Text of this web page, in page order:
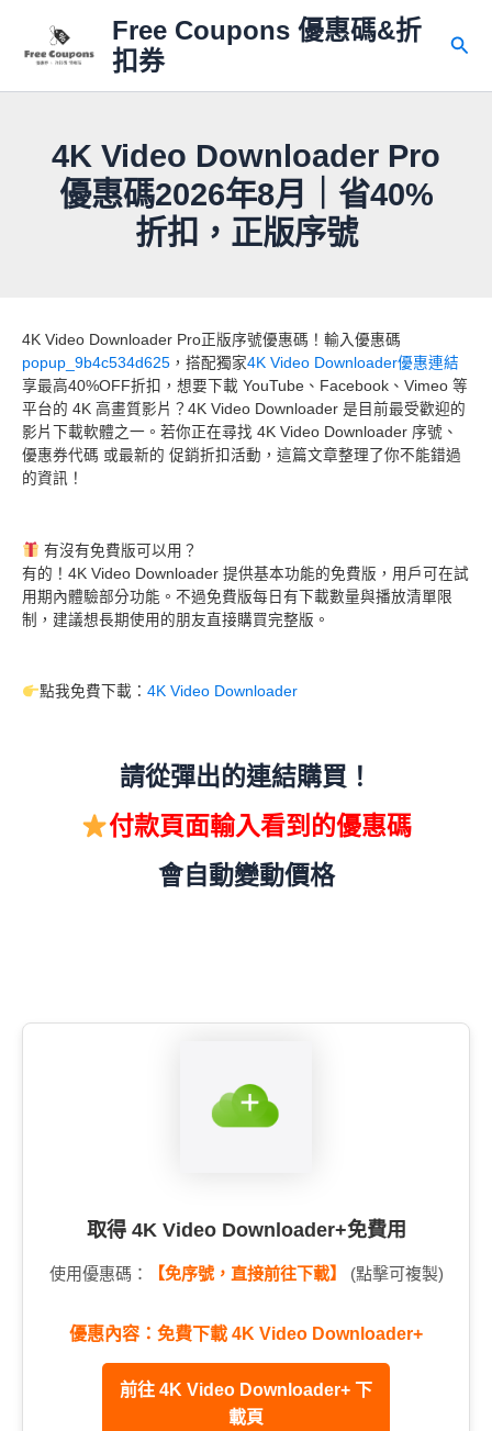
Free Coupons 優惠碼&折
扣券
搜
4K Video Downloader Pro
優惠碼2026年8月｜省40%
折扣，正版序號
4K Video Downloader Pro正版序號優惠碼！輸入優惠碼
popup_9b4c534d625 ，搭配獨家4K Video Downloader優惠連結
享最高40%OFF折扣，想要下載 YouTube、Facebook、Vimeo 等
平台的 4K 高畫質影片？4K Video Downloader 是目前最受歡迎的
影片下載軟體之一。若你正在尋找 4K Video Downloader 序號、
優惠券代碼 或最新的 促銷折扣活動，這篇文章整理了你不能錯過
的資訊！
有沒有免費版可以用？
有的！4K Video Downloader 提供基本功能的免費版，用戶可在試
用期內體驗部分功能。不過免費版每日有下載數量與播放清單限
制，建議想長期使用的朋友直接購買完整版。
點我免費下載： 4K Video Downloader
請從彈出的連結購買！
付款頁面輸入看到的優惠碼
會自動變動價格
取得 4K Video Downloader+免費用
使用優惠碼： 【免序號，直接前往下載】 (點擊可複製)
優惠內容：免費下載 4K Video Downloader+
前往 4K Video Downloader+ 下
載頁